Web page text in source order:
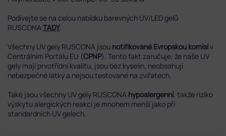
Podívejte se na celou nabídku barevných UV/LED gelů
RUSCONATADY.
Všechny UV gely RUSCONA jsou notifikované Evropskou komisív
Centrálním Portálu EU (CPNP). Tento fakt zaručuje, že naše UV
gely mají prvotřídní kvalitu, jsou bez kyselin, neobsahují
nebezpečné látky a nejsou testované na zvířatech.
Také jsou všechny UV gely RUSCONA hypoalergenní, takže riziko
výskytu alergických reakcí je mnohem menší jako při
standardních UV gelech.